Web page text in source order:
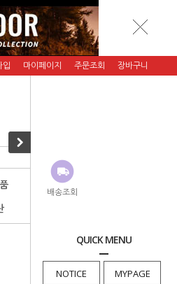
배송조회
QUICK MENU
NOTICE MYPAGE
입 마이페이지 주문조회 장바구니
악세서리
· HOME>악세서리